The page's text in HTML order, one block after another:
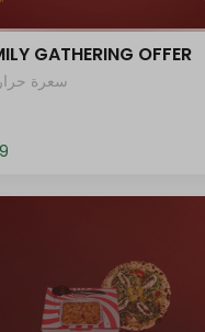
GATHERING OFFER
0 سعرة
0 سعرة حرارية
0 سعرة حرارية
0 سعرة حرارية